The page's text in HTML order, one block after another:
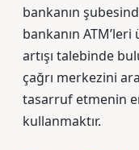
bankanın
bankanın
artışı talebinde
çağrı merkezini
tasarruf etmenin
kullanmaktır.